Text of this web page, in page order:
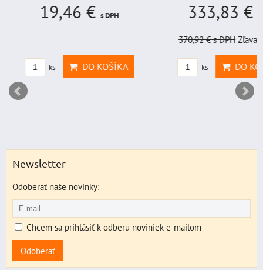
19,46 € s DPH
ks DO KOŠÍKA
333,83 €
370,92 €s DPH Zľava
ks DO
Newsletter
Odoberať naše novinky:
Chcem sa prihlásiť k odberu noviniek e-mailom
Odoberať